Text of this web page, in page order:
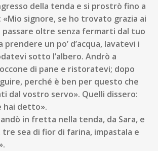
della tenda e si prostrò fino a
signore, se ho trovato grazia ai
passare oltre senza fermarti dal tuo
prendere un po’ d’acqua, lavatevi i
sotto l’albero. Andrò a
di pane e ristoratevi; dopo
perché è ben per questo che
dal vostro servo». Quelli dissero:
hai detto».
in fretta nella tenda, da Sara, e
tre sea di fior di farina, impastala e